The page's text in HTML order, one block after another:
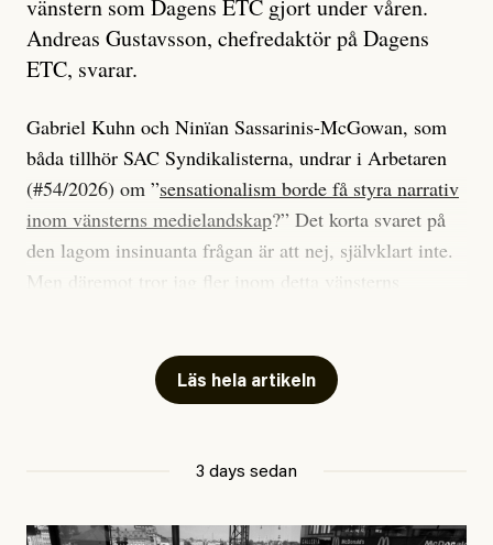
vänstern som Dagens ETC gjort under våren.
Andreas Gustavsson, chefredaktör på Dagens
ETC, svarar.
Gabriel Kuhn och Ninïan Sassarinis-McGowan, som
båda tillhör SAC Syndikalisterna, undrar i Arbetaren
(#54/2026) om ”sensationalism borde få styra narrativ
inom vänsterns medielandskap?” Det korta svaret på
den lagom insinuanta frågan är att nej, självklart inte.
Men däremot tror jag fler inom detta vänsterns
journalistik som vänder sig till många snarare än att
jaga inbördes beundran. Det har i alla fall fungerat för
McGowan riktar sin kritik mot.
Läs hela artikeln
3 days sedan